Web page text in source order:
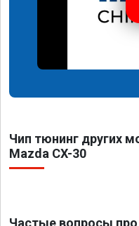
Чип тюнинг других
Mazda CX-30
Частые вопросы про